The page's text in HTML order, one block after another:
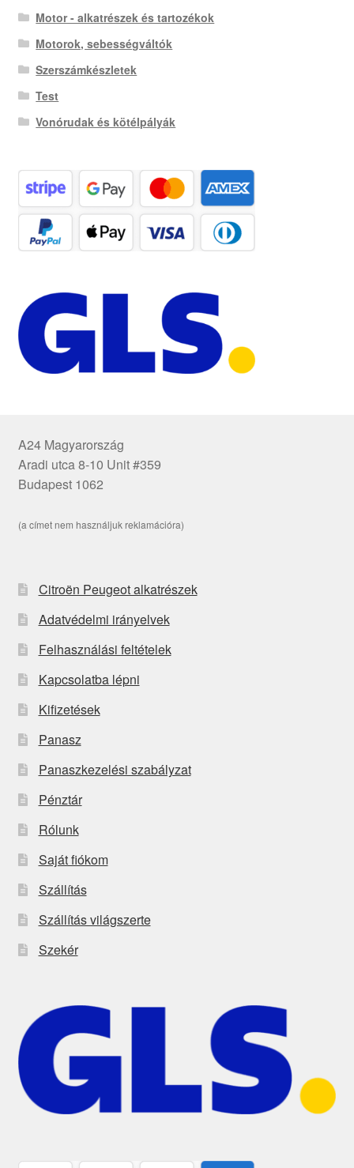
Motor - alkatrészek és tartozékok
Motorok, sebességváltók
Szerszámkészletek
Test
Vonórudak és kötélpályák
A24 Magyarország
Aradi utca 8-10 Unit #359
Budapest 1062
(a címet nem használjuk reklamációra)
Citroën Peugeot alkatrészek
Adatvédelmi irányelvek
Felhasználási feltételek
Kapcsolatba lépni
Kifizetések
Panasz
Panaszkezelési szabályzat
Pénztár
Rólunk
Saját fiókom
Szállítás
Szállítás világszerte
Szekér